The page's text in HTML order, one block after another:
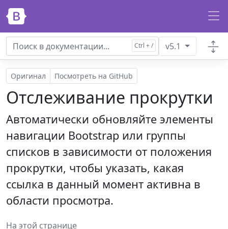
Перейти к основному содержанию
v5.1
Оригинал Посмотреть на GitHub
Отслеживание прокрутки
Автоматически обновляйте элементы
навигации Bootstrap или группы
списков в зависимости от положения
прокрутки, чтобы указать, какая
ссылка в данный момент активна в
области просмотра.
На этой странице